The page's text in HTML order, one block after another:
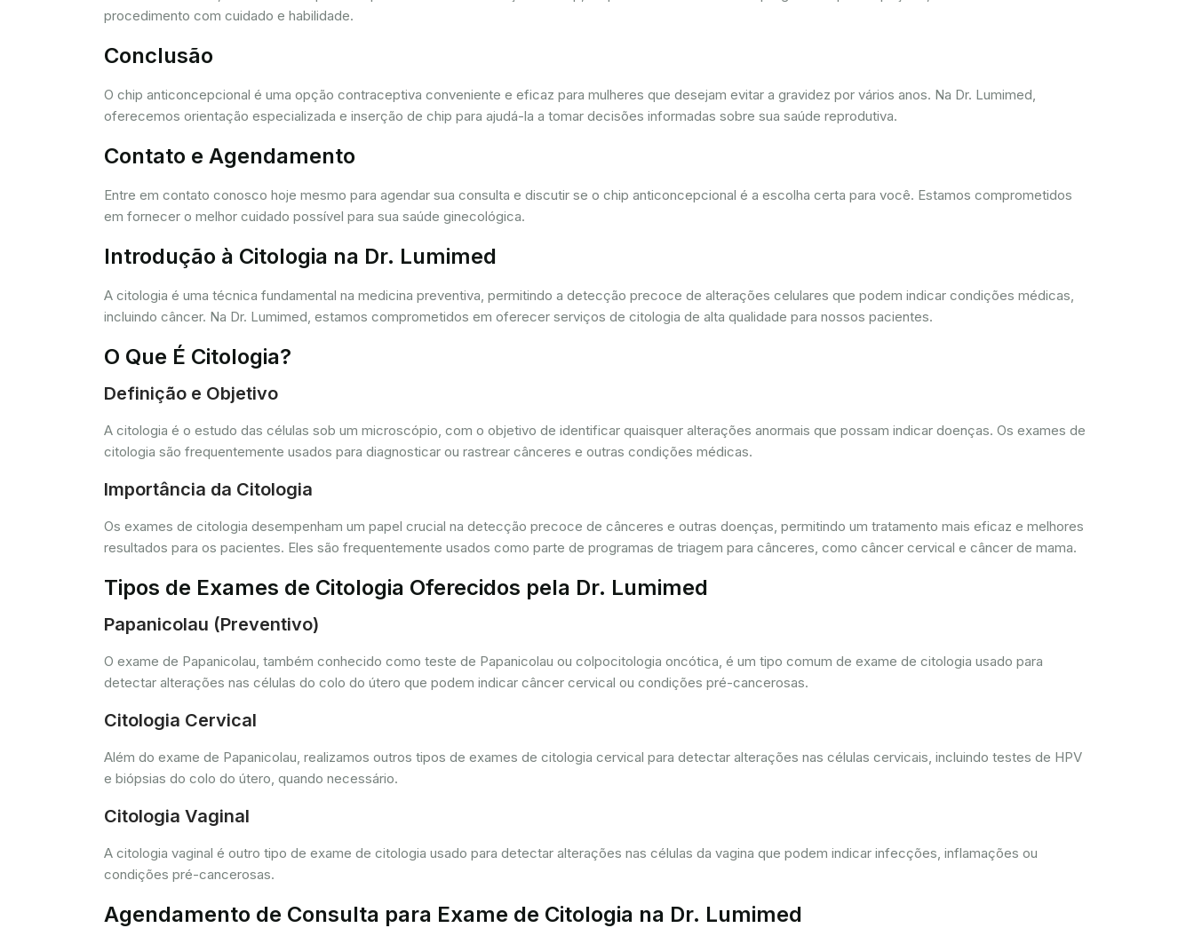
procedimento com cuidado e habilidade.
Conclusão
O chip anticoncepcional é uma opção contraceptiva conveniente e eficaz para mulheres que desejam evitar a gravidez por vários anos. Na Dr. Lumimed,
oferecemos orientação especializada e inserção de chip para ajudá-la a tomar decisões informadas sobre sua saúde reprodutiva.
Contato e Agendamento
Entre em contato conosco hoje mesmo para agendar sua consulta e discutir se o chip anticoncepcional é a escolha certa para você. Estamos comprometidos
em fornecer o melhor cuidado possível para sua saúde ginecológica.
Introdução à Citologia na Dr. Lumimed
A citologia é uma técnica fundamental na medicina preventiva, permitindo a detecção precoce de alterações celulares que podem indicar condições médicas,
incluindo câncer. Na Dr. Lumimed, estamos comprometidos em oferecer serviços de citologia de alta qualidade para nossos pacientes.
O Que É Citologia?
Definição e Objetivo
A citologia é o estudo das células sob um microscópio, com o objetivo de identificar quaisquer alterações anormais que possam indicar doenças. Os exames de
citologia são frequentemente usados para diagnosticar ou rastrear cânceres e outras condições médicas.
Importância da Citologia
Os exames de citologia desempenham um papel crucial na detecção precoce de cânceres e outras doenças, permitindo um tratamento mais eficaz e melhores
resultados para os pacientes. Eles são frequentemente usados como parte de programas de triagem para cânceres, como câncer cervical e câncer de mama.
Tipos de Exames de Citologia Oferecidos pela Dr. Lumimed
Papanicolau (Preventivo)
O exame de Papanicolau, também conhecido como teste de Papanicolau ou colpocitologia oncótica, é um tipo comum de exame de citologia usado para
detectar alterações nas células do colo do útero que podem indicar câncer cervical ou condições pré-cancerosas.
Citologia Cervical
Além do exame de Papanicolau, realizamos outros tipos de exames de citologia cervical para detectar alterações nas células cervicais, incluindo testes de HPV
e biópsias do colo do útero, quando necessário.
Citologia Vaginal
A citologia vaginal é outro tipo de exame de citologia usado para detectar alterações nas células da vagina que podem indicar infecções, inflamações ou
condições pré-cancerosas.
Agendamento de Consulta para Exame de Citologia na Dr. Lumimed